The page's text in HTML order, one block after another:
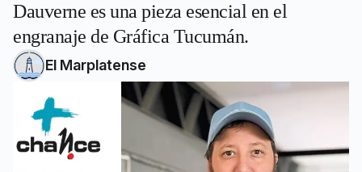
Dauverne es una pieza esencial en el
engranaje de Gráfica Tucumán.
El Marplatense